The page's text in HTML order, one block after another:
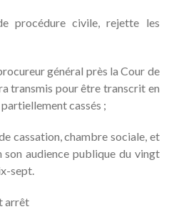
procédure civile, rejette les
général près la Cour de
transmis pour être transcrit en
cassés ;
cassation, chambre sociale, et
audience publique du vingt
sept.
arrêt